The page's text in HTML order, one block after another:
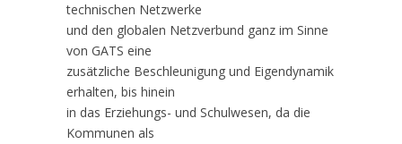
technischen Netzwerke
und den globalen Netzverbund ganz im Sinne
von GATS eine
zusätzliche Beschleunigung und Eigendynamik
erhalten, bis hinein
in das Erziehungs- und Schulwesen, da die
Kommunen als